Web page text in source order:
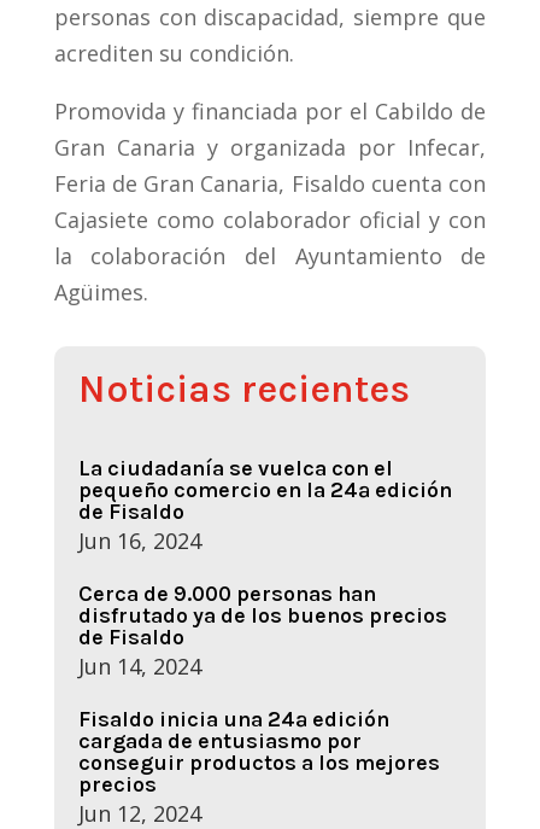
personas con discapacidad, siempre que
acrediten su condición.
Promovida y financiada por el Cabildo de
Gran Canaria y organizada por Infecar,
Feria de Gran Canaria, Fisaldo cuenta con
Cajasiete como colaborador oficial y con
la colaboración del Ayuntamiento de
Agüimes.
Noticias recientes
La ciudadanía se vuelca con el
pequeño comercio en la 24ª edición
de Fisaldo
Jun 16, 2024
Cerca de 9.000 personas han
disfrutado ya de los buenos precios
de Fisaldo
Jun 14, 2024
Fisaldo inicia una 24ª edición
cargada de entusiasmo por
conseguir productos a los mejores
precios
Jun 12, 2024